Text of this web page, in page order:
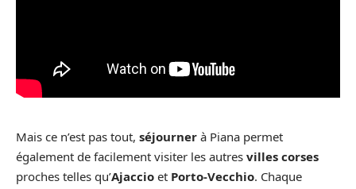
Mais ce n’est pas tout, séjourner à Piana permet
également de facilement visiter les autres villes corses
proches telles qu’Ajaccio et Porto-Vecchio. Chaque